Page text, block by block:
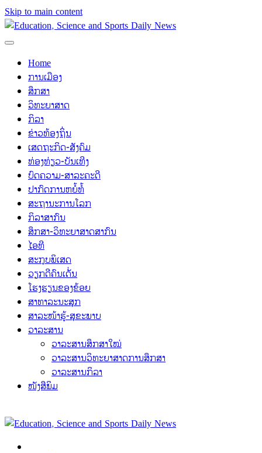
Skip to main content
Home
ການເມືອງ
ສຶກສາ
ວິທະຍາສາດ
ກິລາ
ຂ່າວທ້ອງຖິ່ນ
ເສດຖະກິດ-ສັງຄົມ
ທ່ອງທ່ຽວ-ບັນເທີງ
ບົດຄວາມ-ສາລະຄະດີ
ປາກົດການຫຍໍ້ທໍ້
ສະຖານະການໂລກ
ກິລາສາກົນ
ສຶກສາ-ວິທະຍາສາດສາກົນ
ໄອທີ
ສະກຸບພິເສດ
ວຽກດີຄົນເດັ່ນ
ໂຮງຮຽນຂອງຂ້ອຍ
ສາທາລະນະສຸກ
ສາລະໜ້າຮູ້-ສຸຂະພາບ
ວາລະສານ
ວາລະສານສຶກສາໃໝ່
ວາລະສານວິທະຍາສາດການສຶກສາ
ວາລະສານກິລາ
ໜັງສືພິມ